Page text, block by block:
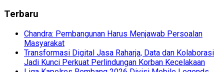
Terbaru
Chandra: Pembangunan Harus Menjawab Persoalan
Masyarakat
Transformasi Digital Jasa Raharja, Data dan Kolaborasi
Jadi Kunci Perkuat Perlindungan Korban Kecelakaan